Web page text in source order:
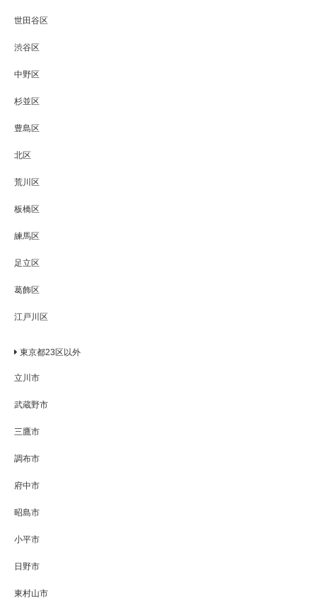
世田谷区
渋谷区
中野区
杉並区
豊島区
北区
荒川区
板橋区
練馬区
足立区
葛飾区
江戸川区
東京都23区以外
立川市
武蔵野市
三鷹市
調布市
府中市
昭島市
小平市
日野市
東村山市